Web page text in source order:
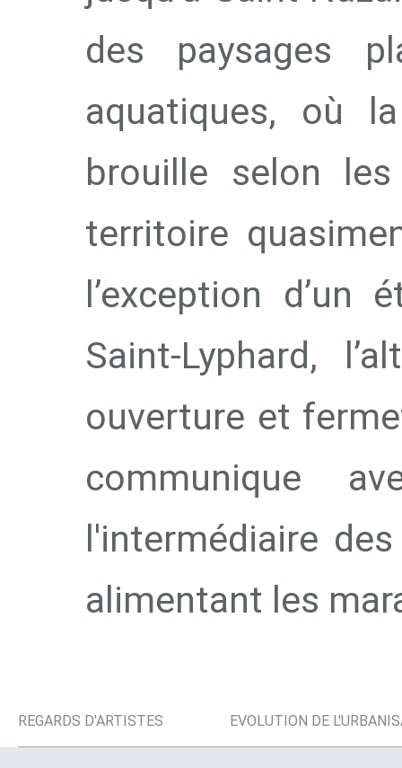
des paysages
aquatiques, où
brouille selon
territoire
l’exception
Saint-Lyphard,
ouverture et
communique
l'intermédiaire
alimentant les
REGARDS D'ARTISTES EVOLUTION DE